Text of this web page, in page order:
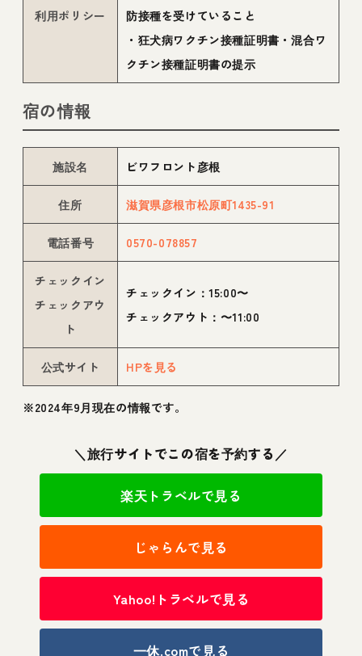
利用ポリシー
防接種を受けていること
・狂犬病ワクチン接種証明書・混合ワ
クチン接種証明書の提示
宿の情報
施設名 ビワフロント彦根
住所 滋賀県彦根市松原町1435-91
電話番号 0570-078857
チェックイン
チェックアウ
ト
チェックイン：15:00〜
チェックアウト：〜11:00
公式サイト HPを見る
※2024年9月現在の情報です。
＼旅行サイトでこの宿を予約する／
楽天トラベルで見る
じゃらんで見る
Yahoo!トラベルで見る
一休.comで見る